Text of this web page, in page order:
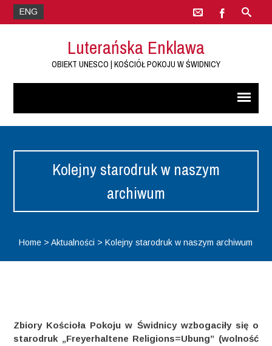
ENG
Luterańska Enklawa
OBIEKT UNESCO | KOŚCIÓŁ POKOJU W ŚWIDNICY
Kolejny starodruk w naszym
archiwum
Home >Aktualności >Kolejny starodruk w naszym archiwum
Zbiory Kościoła Pokoju w Świdnicy wzbogaciły się o
starodruk „Freyerhaltene Religions=Ubung” (wolność